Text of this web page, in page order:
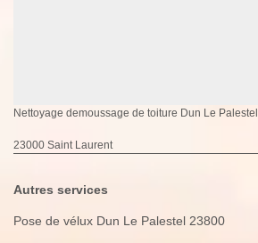
Nettoyage demoussage de toiture Dun Le Palestel
23000 Saint Laurent
Autres services
Pose de vélux Dun Le Palestel 23800